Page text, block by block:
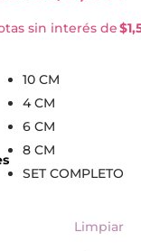
sin interés de
10 CM
4 CM
6 CM
8 CM
SET COMPLETO
Limpiar